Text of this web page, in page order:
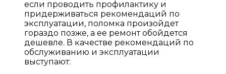
если проводить профилактику и
придерживаться рекомендаций по
эксплуатации, поломка произойдет
гораздо позже, а ее ремонт обойдется
дешевле. В качестве рекомендаций по
обслуживанию и эксплуатации
выступают: